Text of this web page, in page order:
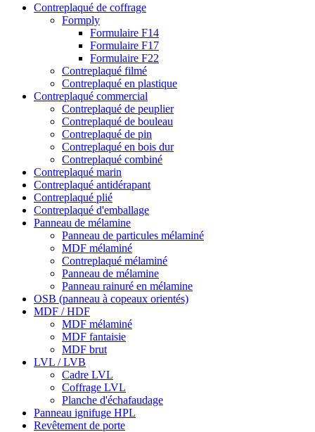
Contreplaqué de coffrage
Formply
Formulaire F14
Formulaire F17
Formulaire F22
Contreplaqué filmé
Contreplaqué en plastique
Contreplaqué commercial
Contreplaqué de peuplier
Contreplaqué de bouleau
Contreplaqué de pin
Contreplaqué en bois dur
Contreplaqué combiné
Contreplaqué marin
Contreplaqué antidérapant
Contreplaqué plié
Contreplaqué d'emballage
Panneau de mélamine
Panneau de particules mélaminé
MDF mélaminé
Contreplaqué mélaminé
Panneau de mélamine
Panneau rainuré en mélamine
OSB (panneau à copeaux orientés)
MDF / HDF
MDF mélaminé
MDF fantaisie
MDF brut
LVL / LVB
Cadre LVL
Coffrage LVL
Planche d'échafaudage
Panneau ignifuge HPL
Revêtement de porte